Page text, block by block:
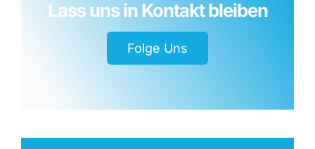
Folge Uns